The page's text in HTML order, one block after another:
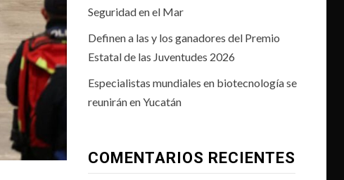
Seguridad en el Mar
Definen a las y los ganadores del Premio
Estatal de las Juventudes 2026
Especialistas mundiales en biotecnología se
reunirán en Yucatán
COMENTARIOS RECIENTES